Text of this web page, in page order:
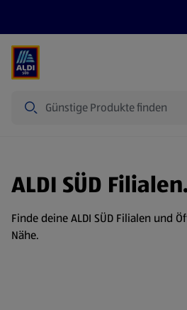
ALDI SÜD
Finde deine ALDI SÜD Filialen und
Nähe.